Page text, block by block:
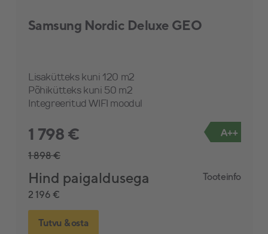
Samsung Nordic Deluxe GEO
Lisakütteks kuni 120 m2
Põhikütteks kuni 50 m2
Integreeritud WIFI moodul
1 798 €
1 898 €
Hind paigaldusega
2 196 €
A++
Tooteinfo
Tutvu & osta